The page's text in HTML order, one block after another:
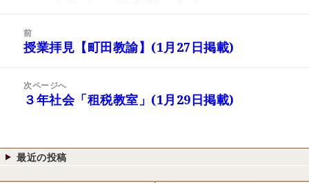
ー
ン
前
前
投
稿:
授業拝見【町田教諭】(1月27日掲載)
次ページへ
次
稿:
３年社会「租税教室」(1月29日掲載)
最近の投稿